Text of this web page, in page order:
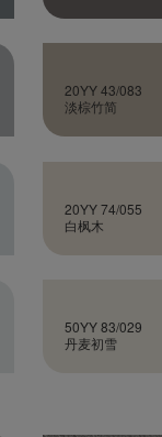
20YY 43/083
淡棕竹简
20YY 74/055
白枫木
50YY 83/029
丹麦初雪